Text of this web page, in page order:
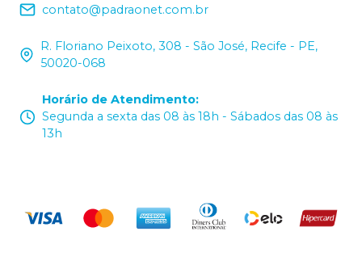
contato@padraonet.com.br
R. Floriano Peixoto, 308 - São José, Recife - PE,
50020-068
Horário de Atendimento:
Segunda a sexta das 08 às 18h - Sábados das 08 às
13h